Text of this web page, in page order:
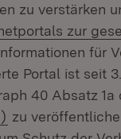
zu verstärken
zur
für
Portal ist seit
40 Absatz 1a
(Öffnet in
zu